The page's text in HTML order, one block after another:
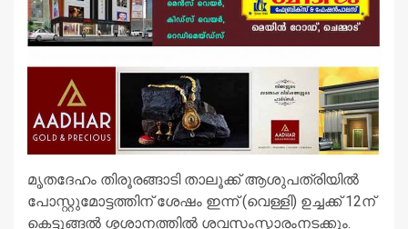
മൃതദേഹം തിരൂരങ്ങാടി താലൂക്ക് ആശുപത്രിയിൽ
പോസ്റ്റുമോട്ടത്തിന് ശേഷം ഇന്ന് (വെള്ളി) ഉച്ചക്ക് 12ന്
കെട്ടുങ്ങൽ ശ്മശാനത്തിൽ ശവസംസ്കാരംനടക്കും.